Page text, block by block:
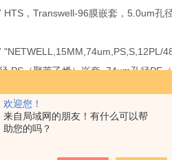
欢迎您！
来自局域网的朋友！有什么可以帮
助您的吗？
，Transwell-96膜嵌套，5.0um
PS（聚苯乙烯）嵌套 74um孔径PE
PS（聚苯乙烯）嵌套 500um孔径
嵌套（细胞筛网）24mm直径